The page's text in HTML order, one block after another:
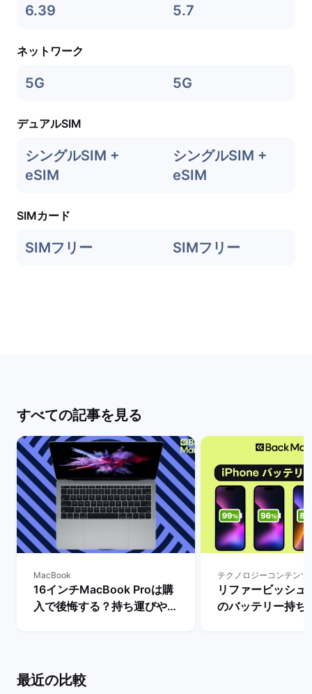
6.39 5.7
ネットワーク
5G 5G
デュアルSIM
シングルSIM +
eSIM
シングルSIM +
eSIM
SIMカード
SIMフリー SIMフリー
すべての記事を見る
MacBook
16インチMacBook Proは購
入で後悔する？持ち運びや大
テクノロジーコンテンツ
リファービッシュ
のバッテリー持ち
最近の比較